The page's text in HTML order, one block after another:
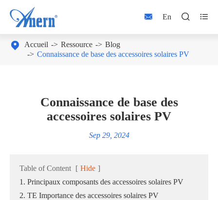
 En  
 Accueil Ressource
Blog
Connaissance de base des accessoires solaires PV
Connaissance de base des
accessoires solaires PV
Sep 29, 2024
Table of Content [ Hide ]
1. Principaux composants des accessoires solaires PV
2. TE Importance des accessoires solaires PV